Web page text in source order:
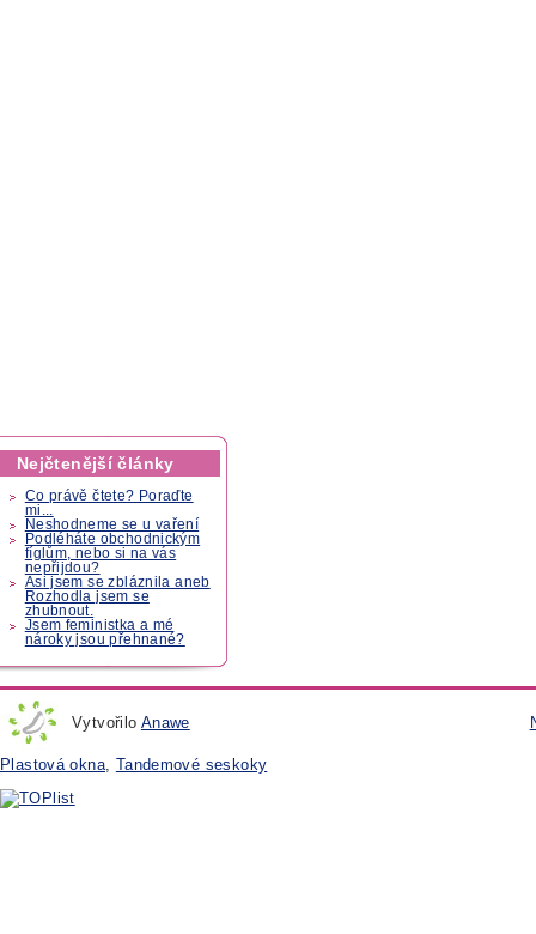
Nejčtenější články
Co právě čtete? Poraďte
mi...
Neshodneme se u vaření
Podléháte obchodnickým
fíglům, nebo si na vás
nepřijdou?
Asi jsem se zbláznila aneb
Rozhodla jsem se
zhubnout.
Jsem feministka a mé
nároky jsou přehnané?
Vytvořilo Anawe
Plastová okna, Tandemové seskoky